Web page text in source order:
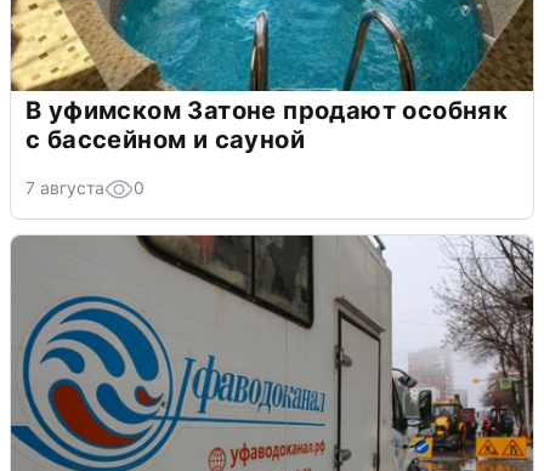
В уфимском Затоне продают особняк
с бассейном и сауной
7 августа 0